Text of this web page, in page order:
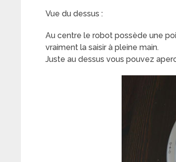
Vue du dessus :
Au centre le robot possède une
vraiment la saisir à pleine main.
Juste au dessus vous pouvez